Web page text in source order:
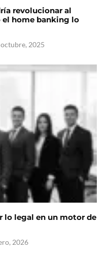
revolucionar al
home banking lo
2025
legal en un motor de
2026